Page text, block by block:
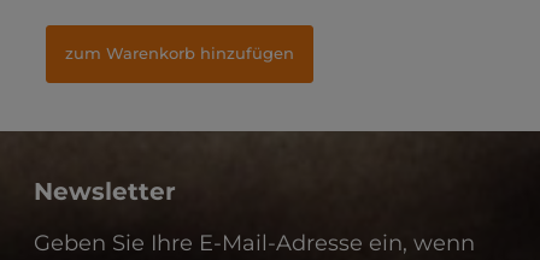
zum Warenkorb hinzufügen
zum Warenkorb hinzufügen
Newsletter
Geben Sie Ihre E-Mail-Adresse ein, wenn